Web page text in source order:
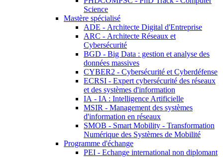
Science
Mastère spécialisé
ADE - Architecte Digital d'Entreprise
ARC - Architecte Réseaux et
Cybersécurité
BGD - Big Data : gestion et analyse des
données massives
CYBER2 - Cybersécurité et Cyberdéfense
ECRSI - Expert cybersécurité des réseaux
et des systèmes d'information
IA - IA : Intelligence Artificielle
MSIR - Management des systèmes
d'information en réseaux
SMOB - Smart Mobility - Transformation
Numérique des Systèmes de Mobilité
Programme d'échange
PEI - Echange international non diplomant